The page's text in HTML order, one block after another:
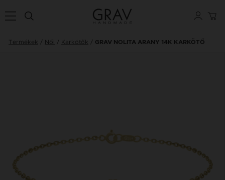
Termékek Női Karkötők GRAV NOLITA ARANY 14K KARKÖTŐ